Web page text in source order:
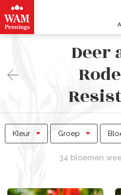
Deer
Kleur Groep
34 bloemen